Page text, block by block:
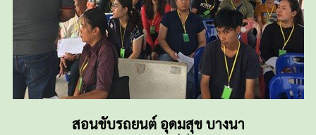
สอนขับรถยนต์ อุดมสุข บางนา